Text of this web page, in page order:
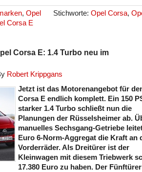
, Opel Stichworte: Opel Corsa,
Corsa E
Corsa E: 1.4 Turbo neu im
Robert Krippgans
Jetzt ist das Motorenangebot für
Corsa E endlich komplett. Ein 150
starker 1.4 Turbo schließt nun die
Planungen der Rüsselsheimer ab.
manuelles Sechsgang-Getriebe
Euro 6-Norm-Aggregat die Kraft an
Vorderräder. Als Dreitürer ist der
Kleinwagen mit diesem Triebwerk
17.380 Euro zu haben. Der